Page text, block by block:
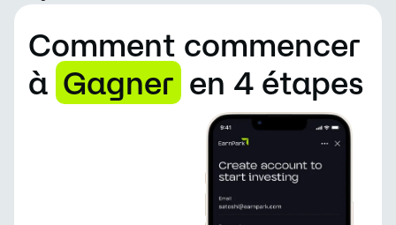
Comment commencer
à Gagner en 4 étapes